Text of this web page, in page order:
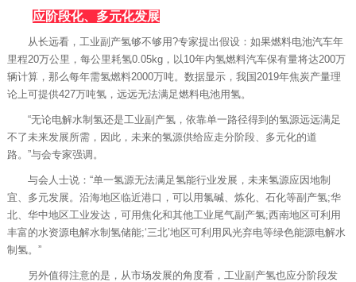
应阶段化、多元化发展
从长远看，工业副产氢够不够用?专家提出假设：如果燃料电池汽车年
里程20万公里，每公里耗氢0.05kg，以10年内氢燃料汽车保有量将达200万
辆计算，那么每年需氢燃料2000万吨。数据显示，我国2019年焦炭产量理
论上可提供427万吨氢，远远无法满足燃料电池用氢。
“无论电解水制氢还是工业副产氢，依靠单一路径得到的氢源远远满足
不了未来发展所需，因此，未来的氢源供给应走分阶段、多元化的道
路。”与会专家强调。
与会人士说：“单一氢源无法满足氢能行业发展，未来氢源应因地制
宜、多元发展。沿海地区临近港口，可以用氯碱、炼化、石化等副产氢;华
北、华中地区工业发达，可用焦化和其他工业尾气副产氢;西南地区可利用
丰富的水资源电解水制氢储能;‘三北’地区可利用风光弃电等绿色能源电解水
制氢。”
另外值得注意的是，从市场发展的角度看，工业副产氢也应分阶段发